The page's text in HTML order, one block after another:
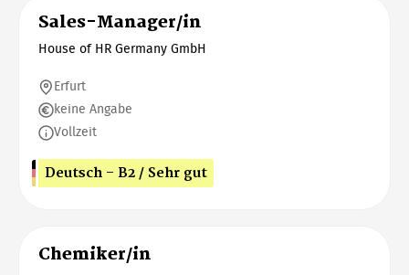
Sales-Manager/in
House of HR Germany GmbH
Erfurt
keine Angabe
Vollzeit
Deutsch - B2 / Sehr gut
Chemiker/in